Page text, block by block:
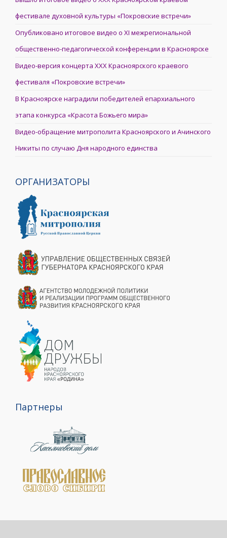
фестивале духовной культуры «Покровские встречи»
Опубликовано итоговое видео о XI межрегиональной
общественно-педагогической конференции в Красноярске
Видео-версия концерта XXX Красноярского краевого
фестиваля «Покровские встречи»
В Красноярске наградили победителей епархиального
этапа конкурса «Красота Божьего мира»
Видео-обращение митрополита Красноярского и Ачинского
Никиты по случаю Дня народного единства
ОРГАНИЗАТОРЫ
Партнеры